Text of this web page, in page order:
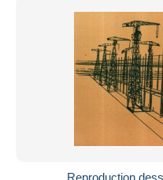
Reproduction